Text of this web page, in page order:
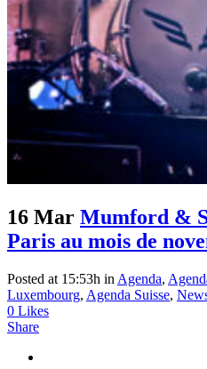
16 Mar Mumford &
Paris au mois de
Posted at 15:53h in Agenda,
Luxembourg, Agenda Suisse,
0 Likes
Share